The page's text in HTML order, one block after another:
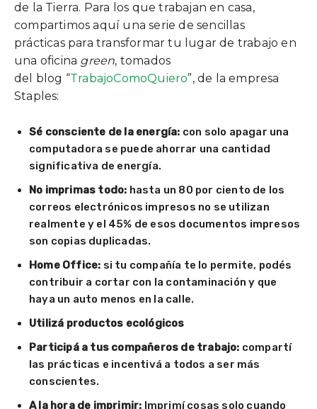
de la Tierra. Para los que trabajan en casa,
compartimos aquí una serie de sencillas
prácticas para transformar tu lugar de trabajo en
una oficina green, tomados
del blog “TrabajoComoQuiero”, de la empresa
Staples:
Sé consciente de la energía: con solo apagar una
computadora se puede ahorrar una cantidad
significativa de energía.
No imprimas todo: hasta un 80 por ciento de los
correos electrónicos impresos no se utilizan
realmente y el 45% de esos documentos impresos
son copias duplicadas.
Home Office: si tu compañía te lo permite, podés
contribuir a cortar con la contaminación y que
haya un auto menos en la calle.
Utilizá productos ecológicos
Participá a tus compañeros de trabajo: compartí
las prácticas e incentivá a todos a ser más
conscientes.
A la hora de imprimir: Imprimí cosas solo cuando